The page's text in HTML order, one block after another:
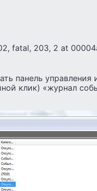
fatal, 203, 2 at
панель управления
клик) «журнал